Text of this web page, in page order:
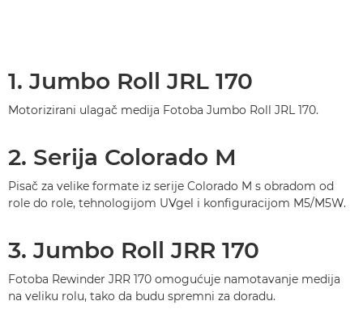
1. Jumbo Roll JRL 170
Motorizirani ulagač medija Fotoba Jumbo Roll JRL 170.
2. Serija Colorado M
Pisač za velike formate iz serije Colorado M s obradom od
role do role, tehnologijom UVgel i konfiguracijom M5/M5W.
3. Jumbo Roll JRR 170
Fotoba Rewinder JRR 170 omogućuje namotavanje medija
na veliku rolu, tako da budu spremni za doradu.